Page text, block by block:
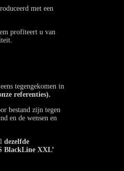
met een
profiteert u van
tegengekomen in
referenties).
bestand zijn tegen
en de wensen en
dezelfde
BlackLine XXL’